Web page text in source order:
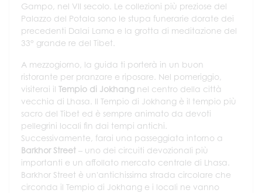
Gampo, nel VII secolo. Le collezioni più preziose del
Palazzo del Potala sono le stupa funerarie dorate dei
precedenti Dalai Lama e la grotta di meditazione del
33° grande re del Tibet.
A mezzogiorno, la guida ti porterà in un buon
ristorante per pranzare e riposare. Nel pomeriggio,
visiterai il Tempio di Jokhang nel centro della città
vecchia di Lhasa. Il Tempio di Jokhang è il tempio più
sacro del Tibet ed è sempre animato da devoti
pellegrini locali fin dai tempi antichi.
Successivamente, farai una passeggiata intorno a
Barkhor Street – uno dei circuiti devozionali più
importanti e un affollato mercato centrale di Lhasa.
Barkhor Street è un'antichissima strada circolare che
circonda il Tempio di Jokhang e i locali ne vanno